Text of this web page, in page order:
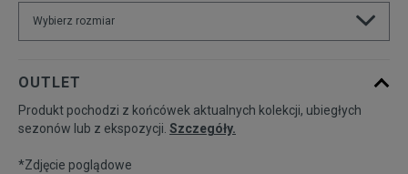
Wybierz rozmiar
S
Powiadom o
OUTLET
Produkt pochodzi z końcówek aktualnych kolekcji, ubiegłych
sezonów lub z ekspozycji. Szczegóły.
*Zdjęcie poglądowe